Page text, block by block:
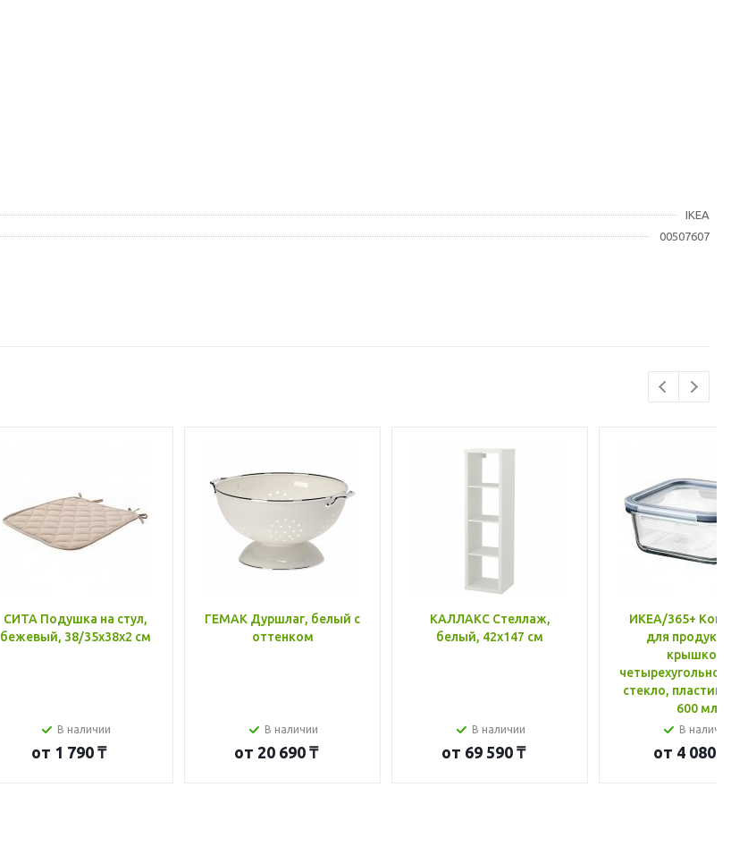
IKEA
00507607
СИТА Подушка на стул,
бежевый, 38/35x38x2 см
В наличии
от 1 790 ₸
ГЕМАК Дуршлаг, белый с
оттенком
В наличии
от 20 690 ₸
КАЛЛАКС Стеллаж,
белый, 42x147 см
В наличии
от 69 590 ₸
ИКЕА/365+
для
крышкой,
стекло, пластик
600 мл
В
от 4 080 ₸